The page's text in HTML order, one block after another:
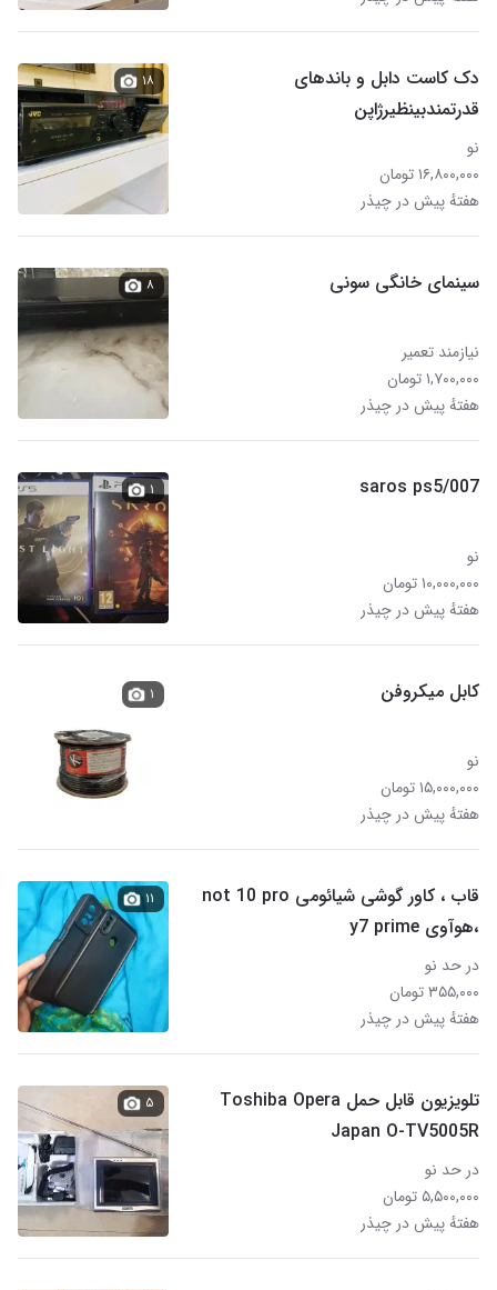
دک کاست دابل و باندهای
قدرتمندبینظیرژاپن
نو
۱۶,۸۰۰,۰۰۰ تومان
هفتهٔ پیش در چیذر
۱۸
سینمای خانگی سونی
نیازمند تعمیر
۱,۷۰۰,۰۰۰ تومان
هفتهٔ پیش در چیذر
۸
007/saros ps5
نو
۱۰,۰۰۰,۰۰۰ تومان
هفتهٔ پیش در چیذر
۱
کابل میکروفن
نو
۱۵,۰۰۰,۰۰۰ تومان
هفتهٔ پیش در چیذر
۱
قاب ، کاور گوشی شیائومی not 10 pro
،هوآوی y7 prime
در حد نو
۳۵۵,۰۰۰ تومان
هفتهٔ پیش در چیذر
۱۱
تلویزیون قابل حمل Toshiba Opera
Japan O-TV5005R
در حد نو
۵,۵۰۰,۰۰۰ تومان
هفتهٔ پیش در چیذر
۵